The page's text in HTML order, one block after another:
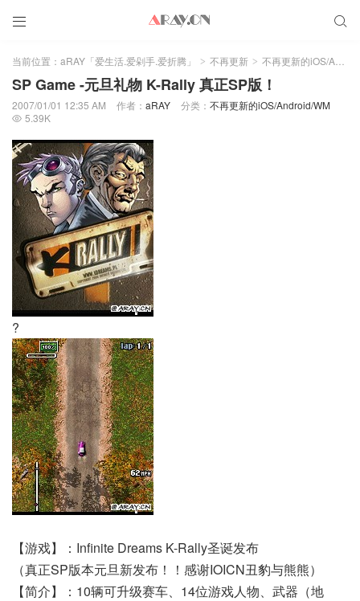
 
当前位置： aRAY「爱生活.爱剁手.爱折腾」 > 不再更新 > 不再更新的iOS/Android/WM
SP Game -元旦礼物 K-Rally 真正SP版！
2007/01/01 12:35 AM 作者： aRAY 分类： 不再更新的iOS/Android/WM
 5.39K
?
【游戏】：Infinite Dreams K-Rally圣诞发布
（真正SP版本元旦新发布！！感谢IOICN丑豹与熊熊）
【简介】：10辆可升级赛车、14位游戏人物、武器（地